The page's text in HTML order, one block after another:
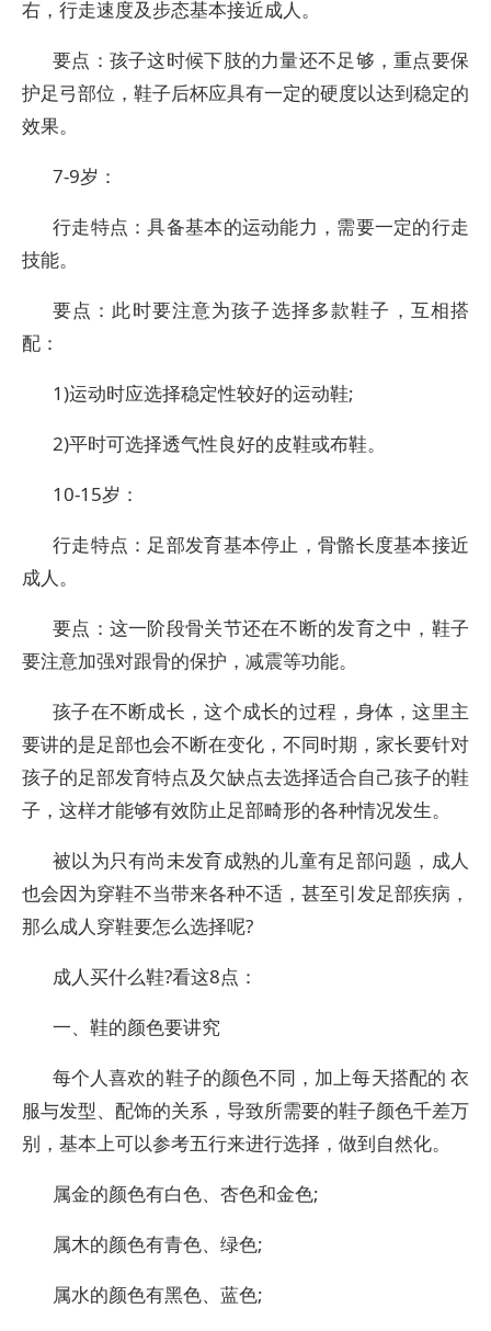
右，行走速度及步态基本接近成人。
要点：孩子这时候下肢的力量还不足够，重点要保
护足弓部位，鞋子后杯应具有一定的硬度以达到稳定的
效果。
7-9岁：
行走特点：具备基本的运动能力，需要一定的行走
技能。
要点：此时要注意为孩子选择多款鞋子，互相搭
配：
1)运动时应选择稳定性较好的运动鞋;
2)平时可选择透气性良好的皮鞋或布鞋。
10-15岁：
行走特点：足部发育基本停止，骨骼长度基本接近
成人。
要点：这一阶段骨关节还在不断的发育之中，鞋子
要注意加强对跟骨的保护，减震等功能。
孩子在不断成长，这个成长的过程，身体，这里主
要讲的是足部也会不断在变化，不同时期，家长要针对
孩子的足部发育特点及欠缺点去选择适合自己孩子的鞋
子，这样才能够有效防止足部畸形的各种情况发生。
被以为只有尚未发育成熟的儿童有足部问题，成人
也会因为穿鞋不当带来各种不适，甚至引发足部疾病，
那么成人穿鞋要怎么选择呢?
成人买什么鞋?看这8点：
一、鞋的颜色要讲究
每个人喜欢的鞋子的颜色不同，加上每天搭配的 衣
服与发型、配饰的关系，导致所需要的鞋子颜色千差万
别，基本上可以参考五行来进行选择，做到自然化。
属金的颜色有白色、杏色和金色;
属木的颜色有青色、绿色;
属水的颜色有黑色、蓝色;